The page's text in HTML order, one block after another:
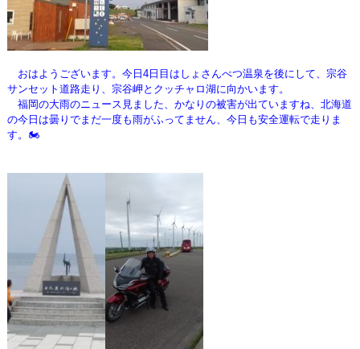
おはようございます。今日4日目はしょさんべつ温泉を後にして、宗谷
サンセット道路走り、宗谷岬とクッチャロ湖に向かいます。
福岡の大雨のニュース見ました、かなりの被害が出ていますね、北海道
の今日は曇りでまだ一度も雨がふってません、 今日も安全運転で走りま
す。🏍️